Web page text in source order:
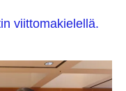
viittomakielellä.